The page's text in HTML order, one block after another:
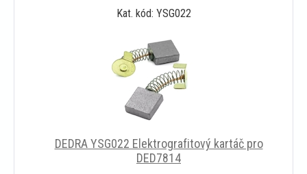
Kat. kód: YSG022
DEDRA YSG022 Elektrografitový kartáč pro
DED7814